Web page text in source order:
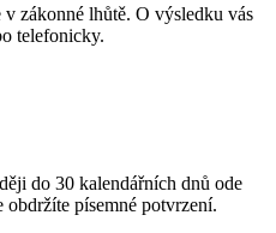
zákonné lhůtě. O výsledku vás
telefonicky.
do 30 kalendářních dnů ode
písemné potvrzení.